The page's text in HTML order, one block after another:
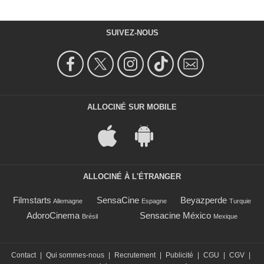
SUIVEZ-NOUS
ALLOCINÉ SUR MOBILE
ALLOCINÉ À L'ÉTRANGER
Filmstarts Allemagne SensaCine Espagne Beyazperde Turquie
AdoroCinema Brésil Sensacine México Mexique
Contact | Qui sommes-nous | Recrutement | Publicité | CGU | CGV |